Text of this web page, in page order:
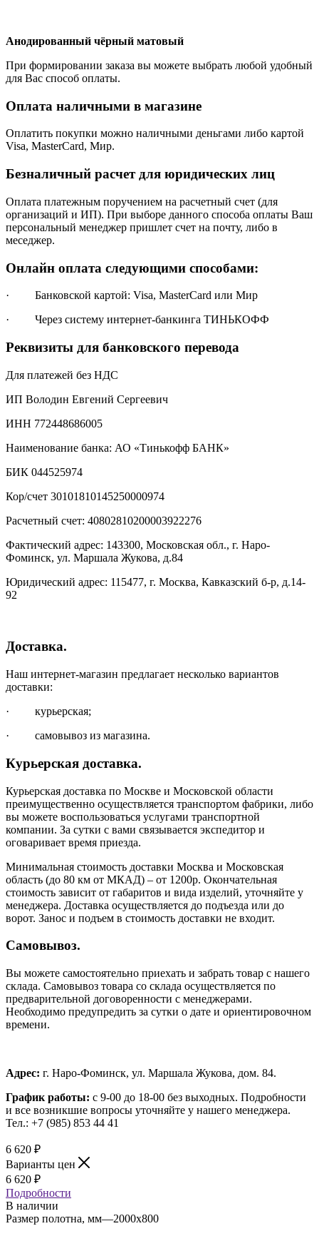
Анодированный чёрный матовый
При формировании заказа вы можете выбрать любой удобный
для Вас способ оплаты.
Оплата наличными в магазине
Оплатить покупки можно наличными деньгами либо картой
Visa, MasterCard, Мир.
Безналичный расчет для юридических лиц
Оплата платежным поручением на расчетный счет (для
организаций и ИП). При выборе данного способа оплаты Ваш
персональный менеджер пришлет счет на почту, либо в
меседжер.
Онлайн оплата следующими способами:
· Банковской картой: Visa, MasterCard или Мир
· Через систему интернет-банкинга ТИНЬКОФФ
Реквизиты для банковского перевода
Для платежей без НДС
ИП Володин Евгений Сергеевич
ИНН 772448686005
Наименование банка: АО «Тинькофф БАНК»
БИК 044525974
Кор/счет 30101810145250000974
Расчетный счет: 40802810200003922276
Фактический адрес: 143300, Московская обл., г. Наро-
Фоминск, ул. Маршала Жукова, д.84
Юридический адрес: 115477, г. Москва, Кавказский б-р, д.14-
92
Доставка.
Наш интернет-магазин предлагает несколько вариантов
доставки:
· курьерская;
· самовывоз из магазина.
Курьерская доставка.
Курьерская доставка по Москве и Московской области
преимущественно осуществляется транспортом фабрики, либо
вы можете воспользоваться услугами транспортной
компании. За сутки с вами связывается экспедитор и
оговаривает время приезда.
Минимальная стоимость доставки Москва и Московская
область (до 80 км от МКАД) – от 1200р. Окончательная
стоимость зависит от габаритов и вида изделий, уточняйте у
менеджера. Доставка осуществляется до подъезда или до
ворот. Занос и подъем в стоимость доставки не входит.
Самовывоз.
Вы можете самостоятельно приехать и забрать товар с нашего
склада. Самовывоз товара со склада осуществляется по
предварительной договоренности с менеджерами.
Необходимо предупредить за сутки о дате и ориентировочном
времени.
Адрес: г. Наро-Фоминск, ул. Маршала Жукова, дом. 84.
График работы: с 9-00 до 18-00 без выходных. Подробности
и все возникшие вопросы уточняйте у нашего менеджера.
Тел.: +7 (985) 853 44 41
6 620 ₽
Варианты цен
6 620 ₽
Подробности
В наличии
Размер полотна, мм—2000x800